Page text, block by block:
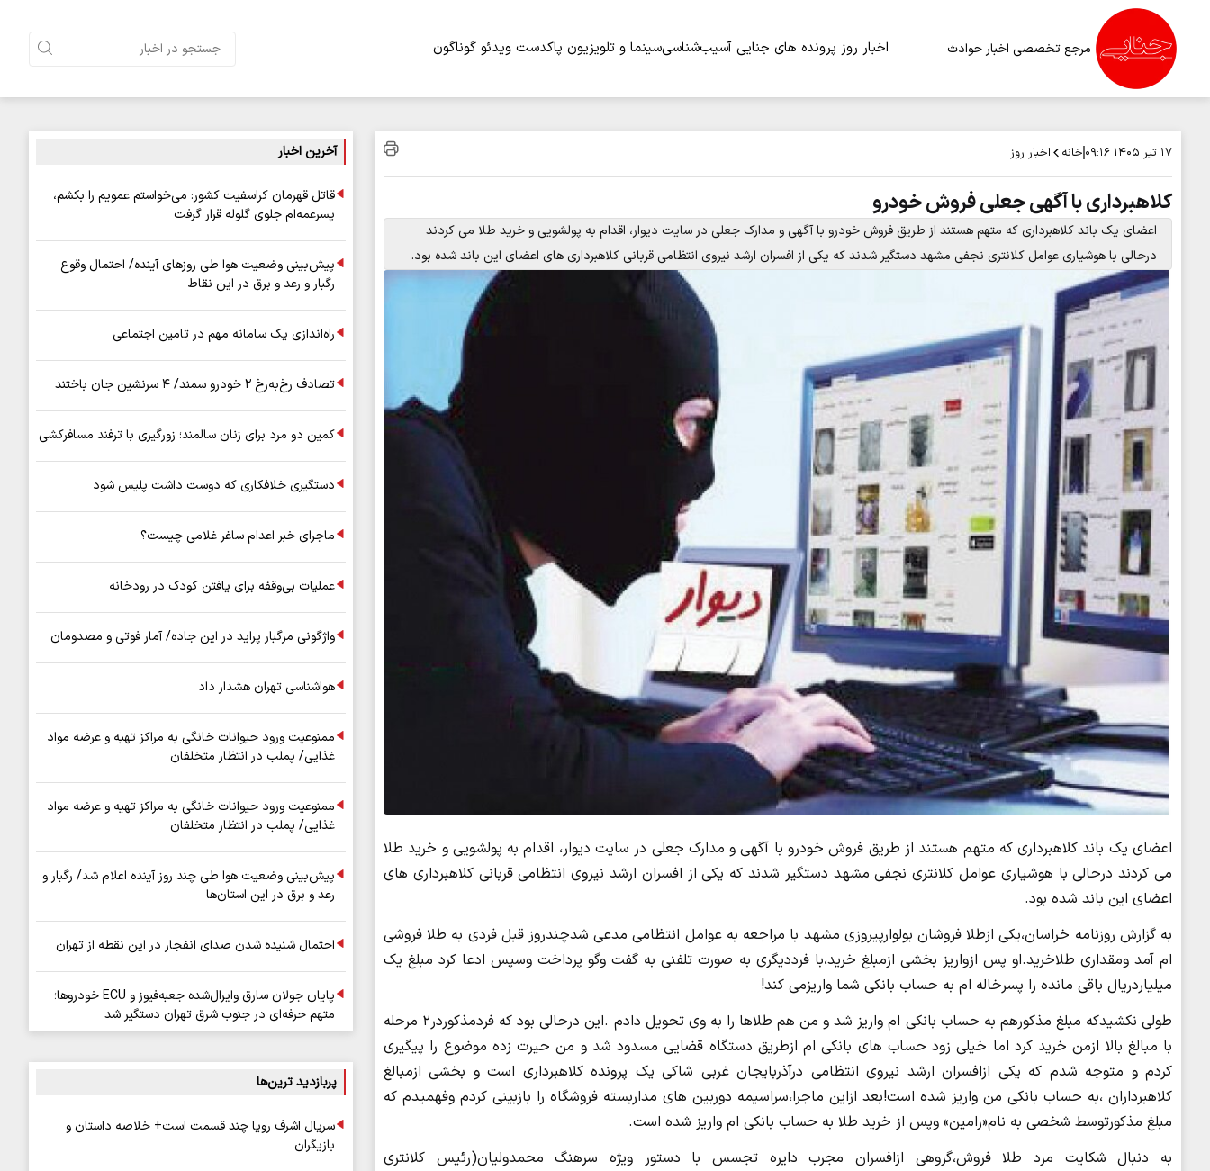
مرجع تخصصی اخبار حوادث اخبار روز پرونده های جنایی آسیب‌شناسیسینما و تلویزیون پاکدست ویدئو گوناگون
۱۷ تیر ۱۴۰۵ ۰۹:۱۶ خانه اخبار روز
کلاهبرداری با آگهی جعلی فروش خودرو
اعضای یک باند کلاهبرداری که متهم هستند از طریق فروش خودرو با آگهی و مدارک جعلی در سایت دیوار، اقدام به پولشویی و خرید طلا می کردند
درحالی با هوشیاری عوامل کلانتری نجفی مشهد دستگیر شدند که یکی از افسران ارشد نیروی انتظامی قربانی کلاهبرداری های اعضای این باند شده بود.
اعضای یک باند کلاهبرداری که متهم هستند از طریق فروش خودرو با آگهی و مدارک جعلی در سایت دیوار، اقدام به پولشویی و خرید طلا
می کردند درحالی با هوشیاری عوامل کلانتری نجفی مشهد دستگیر شدند که یکی از افسران ارشد نیروی انتظامی قربانی کلاهبرداری های
اعضای این باند شده بود.
به گزارش روزنامه خراسان،یکی ازطلا فروشان بولوارپیروزی مشهد با مراجعه به عوامل انتظامی مدعی شدچندروز قبل فردی به طلا فروشی
ام آمد ومقداری طلاخرید.او پس ازواریز بخشی ازمبلغ خرید،با فرددیگری به صورت تلفنی به گفت وگو پرداخت وسپس ادعا کرد مبلغ یک
میلیاردریال باقی مانده را پسرخاله ام به حساب بانکی شما واریزمی کند!
طولی نکشیدکه مبلغ مذکورهم به حساب بانکی ام واریز شد و من هم طلاها را به وی تحویل دادم .این درحالی بود که فردمذکوردر۲ مرحله
با مبالغ بالا ازمن خرید کرد اما خیلی زود حساب های بانکی ام ازطریق دستگاه قضایی مسدود شد و من حیرت زده موضوع را پیگیری
کردم و متوجه شدم که یکی ازافسران ارشد نیروی انتظامی درآذربایجان غربی شاکی یک پرونده کلاهبرداری است و بخشی ازمبالغ
کلاهبرداران ،به حساب بانکی من واریز شده است!بعد ازاین ماجرا،سراسیمه دوربین های مداربسته فروشگاه را بازبینی کردم وفهمیدم که
مبلغ مذکورتوسط شخصی به نام«رامین» وپس از خرید طلا به حساب بانکی ام واریز شده است.
به دنبال شکایت مرد طلا فروش،گروهی ازافسران مجرب دایره تجسس با دستور ویژه سرهنگ محمدولیان(رئیس کلانتری
آخرین اخبار
قاتل قهرمان کراسفیت کشور: می‌خواستم عمویم را بکشم،
پسرعمه‌ام جلوی گلوله قرار گرفت
پیش‌بینی وضعیت هوا طی روزهای آینده/ احتمال وقوع
رگبار و رعد و برق در این نقاط
راه‌اندازی یک سامانه مهم در تامین اجتماعی
تصادف رخ‌به‌رخ ۲ خودرو سمند/ ۴ سرنشین جان باختند
کمین دو مرد برای زنان سالمند؛ زورگیری با ترفند مسافرکشی
دستگیری خلافکاری که دوست داشت پلیس شود
ماجرای خبر اعدام ساغر غلامی چیست؟
عملیات بی‌وقفه برای یافتن کودک در رودخانه
واژگونی مرگبار پراید در این جاده/ آمار فوتی و مصدومان
هواشناسی تهران هشدار داد
ممنوعیت ورود حیوانات خانگی به مراکز تهیه و عرضه مواد
غذایی/ پملب در انتظار متخلفان
ممنوعیت ورود حیوانات خانگی به مراکز تهیه و عرضه مواد
غذایی/ پملب در انتظار متخلفان
پیش‌بینی وضعیت هوا طی چند روز آینده اعلام شد/ رگبار و
رعد و برق در این استان‌ها
احتمال شنیده شدن صدای انفجار در این نقطه از تهران
پایان جولان سارق وایرال‌شده جعبه‌فیوز و ECU خودروها؛
متهم حرفه‌ای در جنوب شرق تهران دستگیر شد
پربازدید ترین‌ها
سریال اشرف رویا چند قسمت است+ خلاصه داستان و
بازیگران